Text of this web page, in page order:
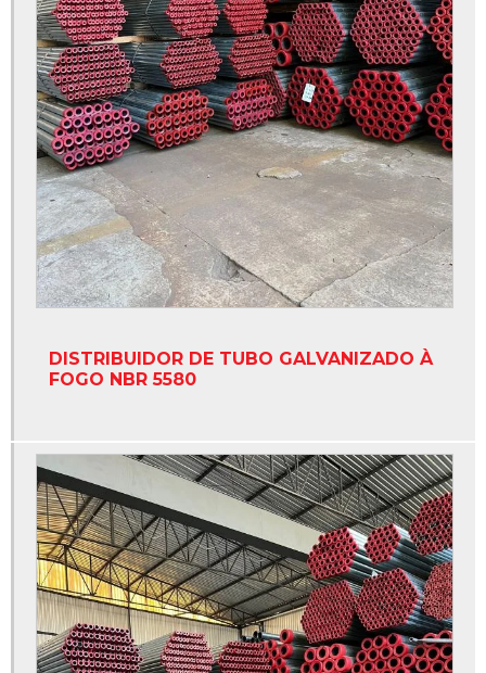
Tubo nbr 5580 galvanizado
Tubo preto aço carbono
Tubo preto nbr 5580
Tubos galvanizado para incêndio
Tubos galvanizados a fogo
Distribuidor de tubo de aço carbono
Distribuidor de tubo de aço galvanizado à fogo
Distribuidor de tubo galvanizado à fogo nbr 5580
DISTRIBUIDOR DE TUBO GALVANIZADO À
FOGO NBR 5580